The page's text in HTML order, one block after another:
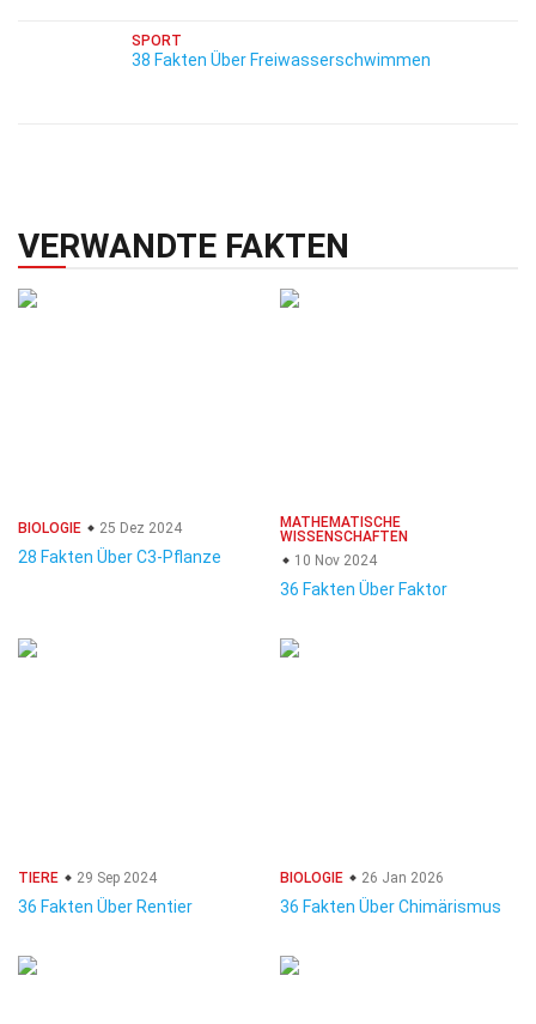
SPORT
38 Fakten Über Freiwasserschwimmen
VERWANDTE FAKTEN
BIOLOGIE 25 Dez 2024
28 Fakten Über C3-Pflanze
MATHEMATISCHE
WISSENSCHAFTEN
10 Nov 2024
36 Fakten Über Faktor
TIERE 29 Sep 2024
36 Fakten Über Rentier
BIOLOGIE 26 Jan 2026
36 Fakten Über Chimärismus